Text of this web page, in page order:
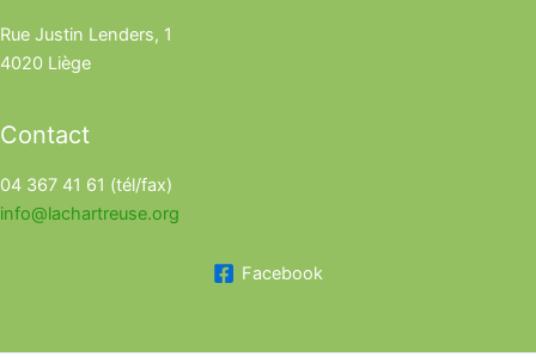
Rue Justin Lenders, 1
4020 Liège
Contact
04 367 41 61 (tél/fax)
info@lachartreuse.org
Facebook